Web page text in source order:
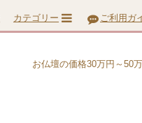
カテゴリー ご利用ガ
お仏壇の価格30万円～50